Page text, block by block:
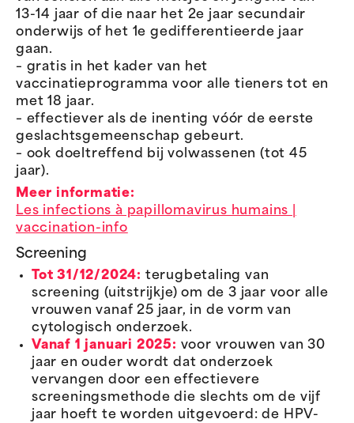
13-14 jaar of die naar het 2e jaar secundair
onderwijs of het 1e gedifferentieerde jaar
gaan.
– gratis in het kader van het
vaccinatieprogramma voor alle tieners tot en
met 18 jaar.
– effectiever als de inenting vóór de eerste
geslachtsgemeenschap gebeurt.
– ook doeltreffend bij volwassenen (tot 45
jaar).
Meer informatie:
Les infections à papillomavirus humains |
vaccination-info
Screening
Tot 31/12/2024: terugbetaling van
screening (uitstrijkje) om de 3 jaar voor alle
vrouwen vanaf 25 jaar, in de vorm van
cytologisch onderzoek.
Vanaf 1 januari 2025: voor vrouwen van 30
jaar en ouder wordt dat onderzoek
vervangen door een effectievere
screeningsmethode die slechts om de vijf
jaar hoeft te worden uitgevoerd: de HPV-